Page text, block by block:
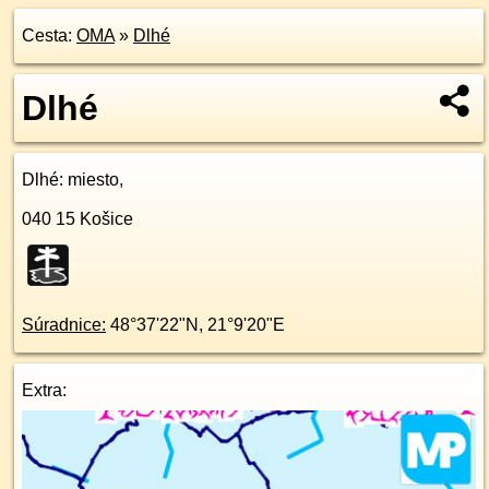
Cesta: OMA» Dlhé
Dlhé
Dlhé: miesto,
040 15 Košice
Súradnice: 48°37'22"N , 21°9'20"E
Extra: